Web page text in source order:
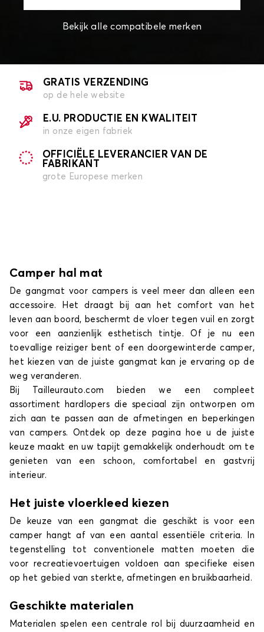
Bekijk alle compatibele merken
GRATIS VERZENDING
op de hele website
E.U. PRODUCTIE EN KWALITEIT
in onze eigen fabriek
OFFICIËLE LEVERANCIER VAN DE
FABRIKANT
grote Europese merken
Camper hal mat
De gangmat voor campers is veel meer dan alleen een
accessoire. Het draagt bij aan het comfort van het
leven aan boord, beschermt de vloer tegen vuil en zorgt
voor een aanzienlijk esthetisch tintje. Of je nu een
toevallige reiziger bent of een doorgewinterde camper,
het kiezen van de juiste gangmat kan je ervaring op de
weg veranderen.
Bij Tailleurauto.com bieden we een compleet
assortiment hardlopers die speciaal zijn ontworpen om
zich aan te passen aan de afmetingen en beperkingen
van campers. Ontdek op deze pagina hoe u de juiste
keuze maakt en uw tapijt gemakkelijk onderhoudt om te
genieten van een schoon, comfortabel en gastvrij
interieur.
Het juiste vloerkleed kiezen
De keuze van een gangmat die geschikt is voor een
camper hangt af van een aantal essentiële criteria. In
tegenstelling tot conventionele matten moeten die
voor recreatievoertuigen voldoen aan specifieke eisen
op het gebied van sterkte, afmetingen en bruikbaarheid.
Geschikte materialen
Materialen spelen een centrale rol bij duurzaamheid en